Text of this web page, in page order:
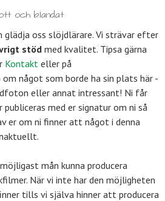
och blandat
oss slöjdlärare. Vi strävar efter
stöd med kvalitet. Tipsa gärna
Kontakt eller på
om något som borde ha sin plats här -
eller annat intressant! Ni får
med er signatur om ni så
er om ni finner att något i denna
mån kunna producera
När vi inte har den möjligheten
tills vi själva hinner att producera